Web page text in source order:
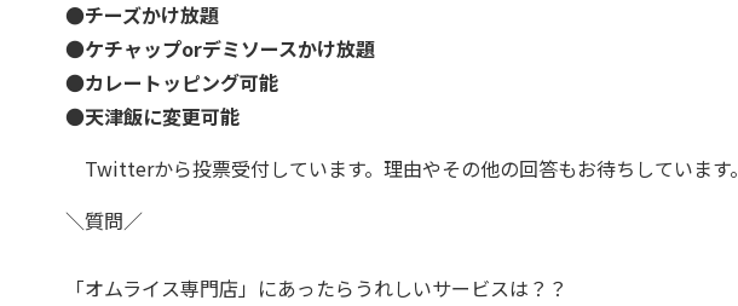
●チーズかけ放題
●ケチャップorデミソースかけ放題
●カレートッピング可能
●天津飯に変更可能
Twitterから投票受付しています。理由やその他の回答もお待ちしています。
＼質問／
「オムライス専門店」にあったらうれしいサービスは？？